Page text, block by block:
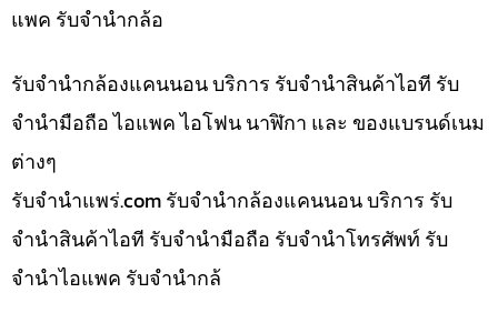
แพค รับจำนำกล้อ
รับจำนำกล้องแคนนอน บริการ รับจำนำสินค้าไอที รับ
จำนำมือถือ ไอแพค ไอโฟน นาฬิกา และ ของแบรนด์เนม
ต่างๆ
รับจํานําแพร่.com รับจำนำกล้องแคนนอน บริการ รับ
จำนำสินค้าไอที รับจำนำมือถือ รับจำนำโทรศัพท์ รับ
จำนำไอแพค รับจำนำกล้